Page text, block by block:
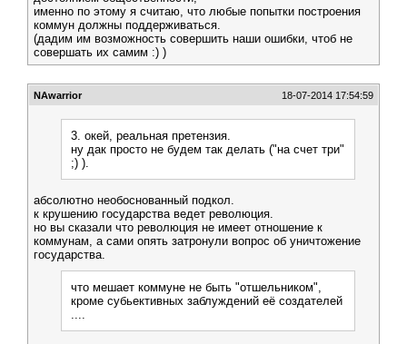
именно по этому я считаю, что любые попытки построения
коммун должны поддерживаться.
(дадим им возможность совершить наши ошибки, чтоб не
совершать их самим :) )
NAwarrior 18-07-2014 17:54:59
3. окей, реальная претензия.
ну дак просто не будем так делать ("на счет три"
;) ).
абсолютно необоснованный подкол.
к крушению государства ведет революция.
но вы сказали что революция не имеет отношение к
коммунам, а сами опять затронули вопрос об уничтожение
государства.
что мешает коммуне не быть "отшельником",
кроме субьективных заблуждений её создателей
....